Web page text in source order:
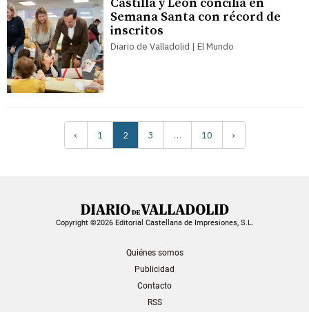
Castilla y León concilia en
Semana Santa con récord de
inscritos
Diario de Valladolid | El Mundo
‹ 1 2 3 … 10 ›
Copyright ©2026 Editorial Castellana de Impresiones, S.L.
Quiénes somos
Publicidad
Contacto
RSS